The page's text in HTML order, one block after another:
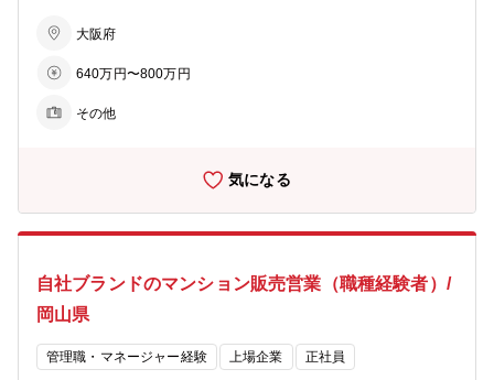
を賃貸中のまま再販売することもあり、個人投資家や不動産業者様へ
ォーム・再販業務を推進いただくポジションです。 【営業職に関し
販の案件獲得を行います。 仲介会社との関係構築を深め、情報収集を
ム後の販売戦略も含めた提案を行っていただきます。 【インセンティ
年間 110万円 ・係長クラス：年間 150万円 仕入れから販売まで一貫
して携わるため、営業力だけでなく市場分析や販売戦略の立案による
成果も正当に評価される仕組みです。 【ポイント】 ・仕入れから販
売まで一気通貫で携われる、裁量の大きい不動産営業職 ・仲介会社と
の関係構築を通じ、自身の営業力で物件取得につなげられる ・買取価
大阪府
640万円〜800万円
その他
気になる
自社ブランドのマンション販売営業（職種経験者）/
岡山県
管理職・マネージャー経験 上場企業 正社員